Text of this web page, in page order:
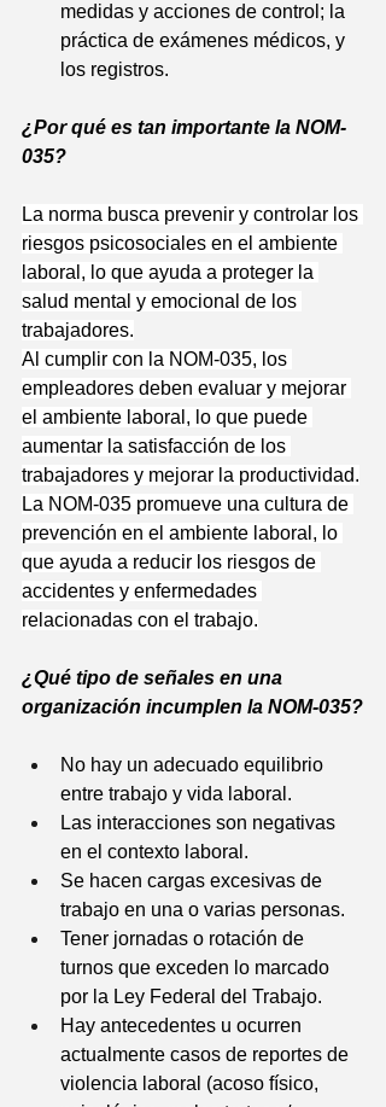
medidas y acciones de control; la
práctica de exámenes médicos, y
los registros.
¿Por qué es tan importante la NOM-
035?
La norma busca prevenir y controlar los
riesgos psicosociales en el ambiente
laboral, lo que ayuda a proteger la
salud mental y emocional de los
trabajadores.
Al cumplir con la NOM-035, los
empleadores deben evaluar y mejorar
el ambiente laboral, lo que puede
aumentar la satisfacción de los
trabajadores y mejorar la productividad.
La NOM-035 promueve una cultura de
prevención en el ambiente laboral, lo
que ayuda a reducir los riesgos de
accidentes y enfermedades
relacionadas con el trabajo.
¿Qué tipo de señales en una
organización incumplen la NOM-035?
No hay un adecuado equilibrio
entre trabajo y vida laboral.
Las interacciones son negativas
en el contexto laboral.
Se hacen cargas excesivas de
trabajo en una o varias personas.
Tener jornadas o rotación de
turnos que exceden lo marcado
por la Ley Federal del Trabajo.
Hay antecedentes u ocurren
actualmente casos de reportes de
violencia laboral (acoso físico,